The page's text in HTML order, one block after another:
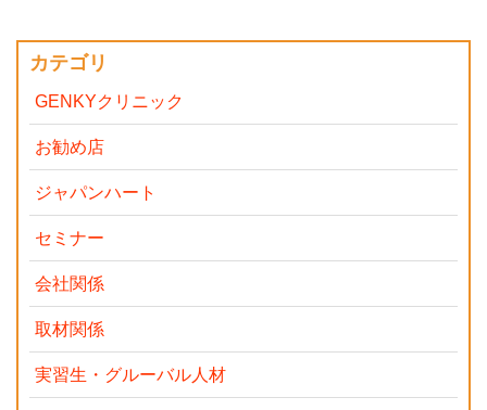
カテゴリ
GENKYクリニック
お勧め店
ジャパンハート
セミナー
会社関係
取材関係
実習生・グルーバル人材